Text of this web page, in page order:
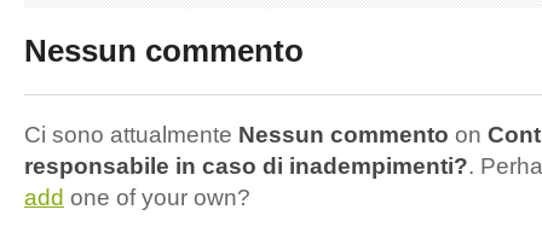
Nessun commento
Ci sono attualmente Nessun commento on
responsabile in caso di inadempimenti?.
add one of your own?